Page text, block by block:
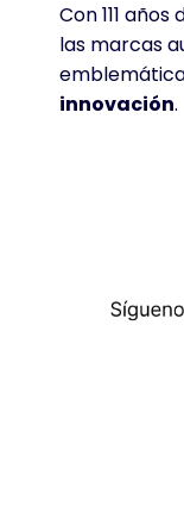
Con 111
las marcas
innovación.